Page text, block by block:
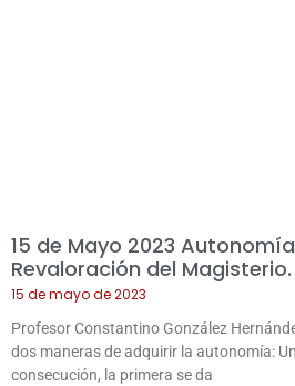
15 de Mayo 2023
Revaloración del Magisterio.
15 de mayo de 2023
Profesor Constantino González
dos maneras de adquirir la autonomía:
consecución, la primera se da